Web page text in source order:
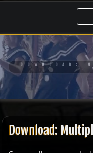
de
inhoud
DOWNLOAD:
Download: